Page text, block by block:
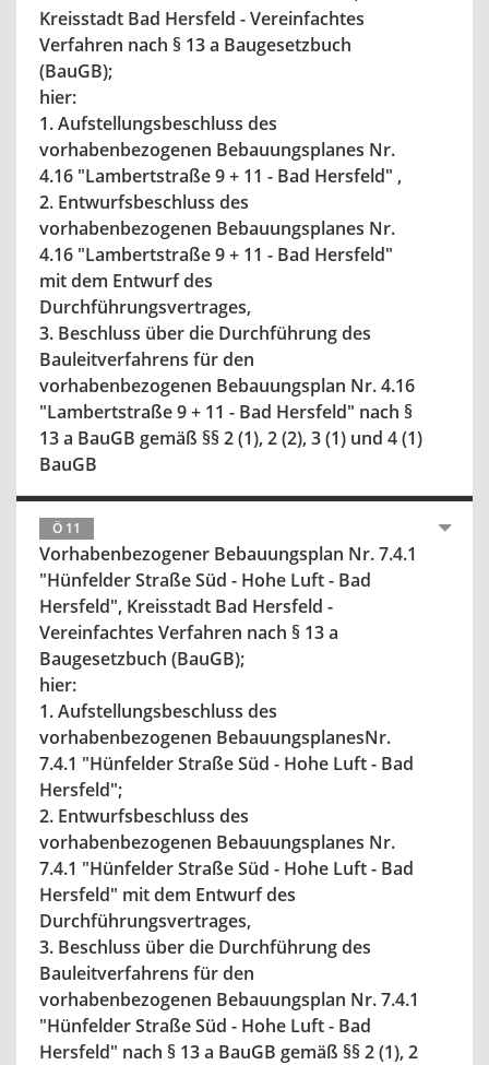
Kreisstadt Bad Hersfeld - Vereinfachtes
Verfahren nach § 13 a Baugesetzbuch
(BauGB);
hier:
1. Aufstellungsbeschluss des
vorhabenbezogenen Bebauungsplanes Nr.
4.16 "Lambertstraße 9 + 11 - Bad Hersfeld" ,
2. Entwurfsbeschluss des
vorhabenbezogenen Bebauungsplanes Nr.
4.16 "Lambertstraße 9 + 11 - Bad Hersfeld"
mit dem Entwurf des
Durchführungsvertrages,
3. Beschluss über die Durchführung des
Bauleitverfahrens für den
vorhabenbezogenen Bebauungsplan Nr. 4.16
"Lambertstraße 9 + 11 - Bad Hersfeld" nach §
13 a BauGB gemäß §§ 2 (1), 2 (2), 3 (1) und 4 (1)
BauGB
Ö 11
Vorhabenbezogener Bebauungsplan Nr. 7.4.1
"Hünfelder Straße Süd - Hohe Luft - Bad
Hersfeld", Kreisstadt Bad Hersfeld -
Vereinfachtes Verfahren nach § 13 a
Baugesetzbuch (BauGB);
hier:
1. Aufstellungsbeschluss des
vorhabenbezogenen BebauungsplanesNr.
7.4.1 "Hünfelder Straße Süd - Hohe Luft - Bad
Hersfeld";
2. Entwurfsbeschluss des
vorhabenbezogenen Bebauungsplanes Nr.
7.4.1 "Hünfelder Straße Süd - Hohe Luft - Bad
Hersfeld" mit dem Entwurf des
Durchführungsvertrages,
3. Beschluss über die Durchführung des
Bauleitverfahrens für den
vorhabenbezogenen Bebauungsplan Nr. 7.4.1
"Hünfelder Straße Süd - Hohe Luft - Bad
Hersfeld" nach § 13 a BauGB gemäß §§ 2 (1), 2